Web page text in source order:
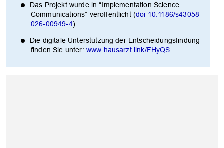
Das Projekt wurde in “Implementation Science
Communications” veröffentlicht (doi 10.1186/s43058-
026-00949-4).
Die digitale Unterstützung der Entscheidungsfindung
finden Sie unter: www.hausarzt.link/FHyQS